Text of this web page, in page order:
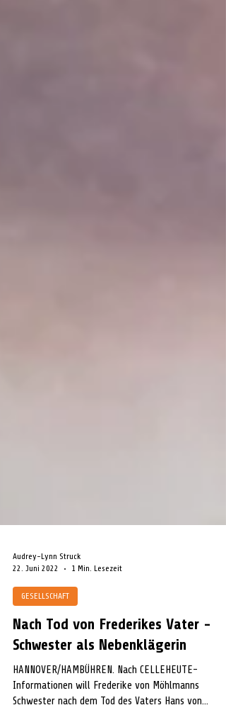
Audrey-Lynn Struck
22. Juni 2022
GESELLSCHAFT
Nach Tod von Frederikes Vater -
Schwester als Nebenklägerin
HANNOVER/HAMBÜHREN. Nach CELLEHEUTE-